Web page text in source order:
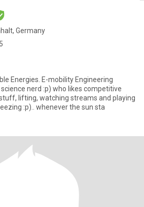
Germany
Energies. E-mobility Engineering
nerd :p) who likes competitive
lifting, watching streams and playing
football (when its not freezing :p).. whenever the sun sta